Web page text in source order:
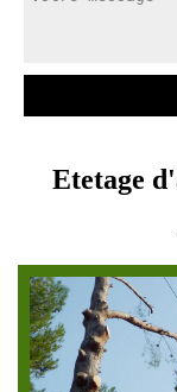
Etetage